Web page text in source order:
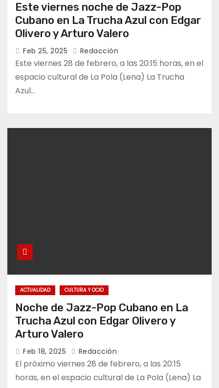
Este viernes noche de Jazz-Pop
Cubano en La Trucha Azul con Edgar
Olivero y Arturo Valero
Feb 25, 2025 Redacción
Este viernes 28 de febrero, a las 20:15 horas, en el
espacio cultural de La Pola (Lena) La Trucha
Azul…
ACTUALIDAD CULTURA Y OCIO
Noche de Jazz-Pop Cubano en La
Trucha Azul con Edgar Olivero y
Arturo Valero
Feb 18, 2025 Redacción
El próximo viernes 28 de febrero, a las 20:15
horas, en el espacio cultural de La Pola (Lena) La